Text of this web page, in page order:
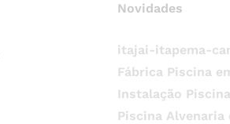
Novidades
itajai-itapema-
Fábrica Piscina
Instalação
Piscina Alvenaria